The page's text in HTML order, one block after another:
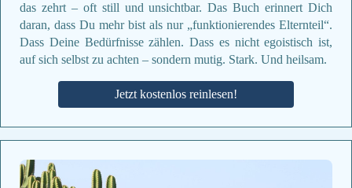
das zehrt – oft still und unsichtbar. Das Buch erinnert Dich
daran, dass Du mehr bist als nur „funktionierendes Elternteil“.
Dass Deine Bedürfnisse zählen. Dass es nicht egoistisch ist,
auf sich selbst zu achten – sondern mutig. Stark. Und heilsam.
Jetzt kostenlos reinlesen!